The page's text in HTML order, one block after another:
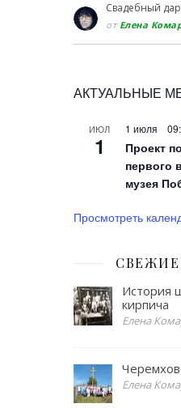
Свадебный
от Елена
АКТУАЛЬНЫЕ
ИЮЛ
1
1 июля
Проект
первого
музея
Просмотреть
История
кирпича
Елена
Елена